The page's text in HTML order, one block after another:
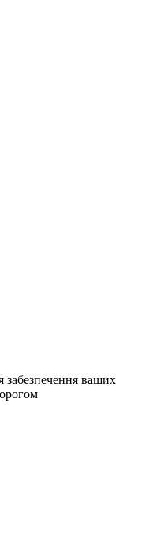
забезпечення ваших